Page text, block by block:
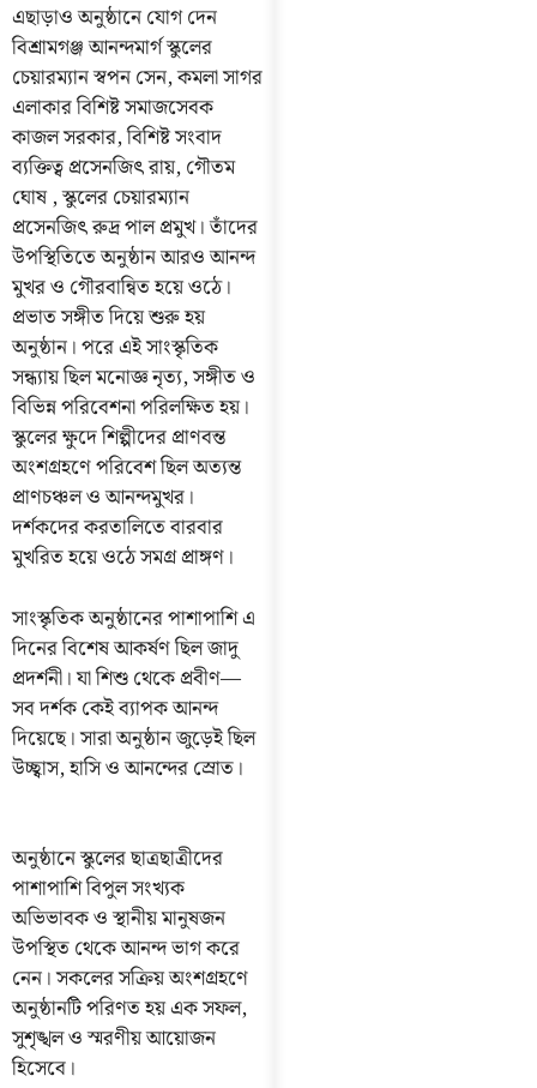
এছাড়াও অনুষ্ঠানে যোগ দেন
বিশ্রামগঞ্জ আনন্দমার্গ স্কুলের
চেয়ারম্যান স্বপন সেন, কমলা সাগর
এলাকার বিশিষ্ট সমাজসেবক
কাজল সরকার, বিশিষ্ট সংবাদ
ব্যক্তিত্ব প্রসেনজিৎ রায়, গৌতম
ঘোষ , স্কুলের চেয়ারম্যান
প্রসেনজিৎ রুদ্র পাল প্রমুখ। তাঁদের
উপস্থিতিতে অনুষ্ঠান আরও আনন্দ
মুখর ও গৌরবান্বিত হয়ে ওঠে।
প্রভাত সঙ্গীত দিয়ে শুরু হয়
অনুষ্ঠান। পরে এই সাংস্কৃতিক
সন্ধ্যায় ছিল মনোজ্ঞ নৃত্য, সঙ্গীত ও
বিভিন্ন পরিবেশনা পরিলক্ষিত হয়।
স্কুলের ক্ষুদে শিল্পীদের প্রাণবন্ত
অংশগ্রহণে পরিবেশ ছিল অত্যন্ত
প্রাণচঞ্চল ও আনন্দমুখর।
দর্শকদের করতালিতে বারবার
মুখরিত হয়ে ওঠে সমগ্র প্রাঙ্গণ।
সাংস্কৃতিক অনুষ্ঠানের পাশাপাশি এ
দিনের বিশেষ আকর্ষণ ছিল জাদু
প্রদর্শনী। যা শিশু থেকে প্রবীণ—
সব দর্শক কেই ব্যাপক আনন্দ
দিয়েছে। সারা অনুষ্ঠান জুড়েই ছিল
উচ্ছ্বাস, হাসি ও আনন্দের স্রোত।
অনুষ্ঠানে স্কুলের ছাত্রছাত্রীদের
পাশাপাশি বিপুল সংখ্যক
অভিভাবক ও স্থানীয় মানুষজন
উপস্থিত থেকে আনন্দ ভাগ করে
নেন। সকলের সক্রিয় অংশগ্রহণে
অনুষ্ঠানটি পরিণত হয় এক সফল,
সুশৃঙ্খল ও স্মরণীয় আয়োজন
হিসেবে।